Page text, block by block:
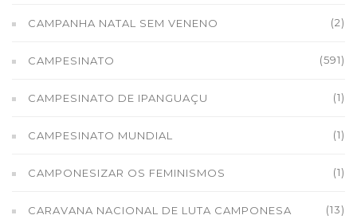
CAMPANHA NATAL SEM VENENO (2)
CAMPESINATO (591)
CAMPESINATO DE IPANGUAÇU (1)
CAMPESINATO MUNDIAL (1)
CAMPONESIZAR OS FEMINISMOS (1)
CARAVANA NACIONAL DE LUTA CAMPONESA (13)